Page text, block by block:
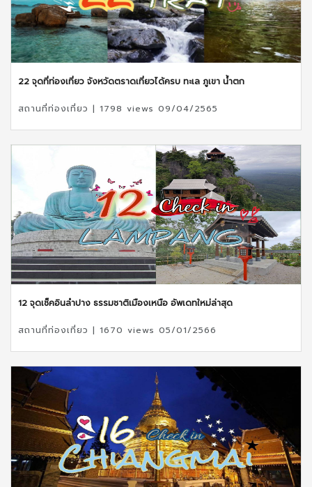
22 จุดที่ท่องเที่ยว จังหวัดตราดเที่ยวได้ครบ ทะเล ภูเขา น้ำตก
สถานที่ท่องเที่ยว | 1798 views 09/04/2565
12 จุดเช็คอินลำปาง ธรรมชาติเมืองเหนือ อัพเดทใหม่ล่าสุด
สถานที่ท่องเที่ยว | 1670 views 05/01/2566